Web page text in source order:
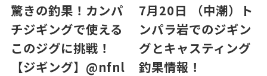
驚きの釣果！カンパ
チジギングで使える
このジグに挑戦！
【ジギング】@nfnl
7月20日 （中潮）ト
ンパラ岩でのジギン
グとキャスティング
釣果情報！